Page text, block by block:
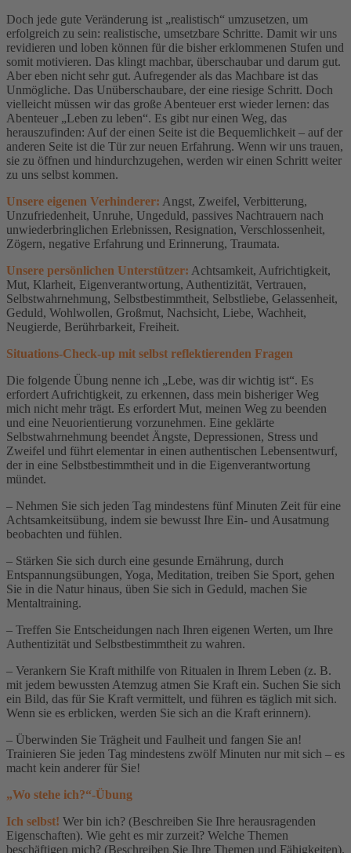
Doch jede gute Veränderung ist „realistisch“ umzusetzen, um
erfolgreich zu sein: realistische, umsetzbare Schritte. Damit wir uns
revidieren und loben können für die bisher erklommenen Stufen und
somit motivieren. Das klingt machbar, überschaubar und darum gut.
Aber eben nicht sehr gut. Aufregender als das Machbare ist das
Unmögliche. Das Unüberschaubare, der eine riesige Schritt. Doch
vielleicht müssen wir das große Abenteuer erst wieder lernen: das
Abenteuer „Leben zu leben“. Es gibt nur einen Weg, das
herauszufinden: Auf der einen Seite ist die Bequemlichkeit – auf der
anderen Seite ist die Tür zur neuen Erfahrung. Wenn wir uns trauen,
sie zu öffnen und hindurchzugehen, werden wir einen Schritt weiter
zu uns selbst kommen.
Unsere eigenen Verhinderer: Angst, Zweifel, Verbitterung,
Unzufriedenheit, Unruhe, Ungeduld, passives Nachtrauern nach
unwiederbringlichen Erlebnissen, Resignation, Verschlossenheit,
Zögern, negative Erfahrung und Erinnerung, Traumata.
Unsere persönlichen Unterstützer: Achtsamkeit, Aufrichtigkeit,
Mut, Klarheit, Eigenverantwortung, Authentizität, Vertrauen,
Selbstwahrnehmung, Selbstbestimmtheit, Selbstliebe, Gelassenheit,
Geduld, Wohlwollen, Großmut, Nachsicht, Liebe, Wachheit,
Neugierde, Berührbarkeit, Freiheit.
Situations-Check-up mit selbst reflektierenden Fragen
Die folgende Übung nenne ich „Lebe, was dir wichtig ist“. Es
erfordert Aufrichtigkeit, zu erkennen, dass mein bisheriger Weg
mich nicht mehr trägt. Es erfordert Mut, meinen Weg zu beenden
und eine Neuorientierung vorzunehmen. Eine geklärte
Selbstwahrnehmung beendet Ängste, Depressionen, Stress und
Zweifel und führt elementar in einen authentischen Lebensentwurf,
der in eine Selbstbestimmtheit und in die Eigenverantwortung
mündet.
– Nehmen Sie sich jeden Tag mindestens fünf Minuten Zeit für eine
Achtsamkeitsübung, indem sie bewusst Ihre Ein- und Ausatmung
beobachten und fühlen.
– Stärken Sie sich durch eine gesunde Ernährung, durch
Entspannungsübungen, Yoga, Meditation, treiben Sie Sport, gehen
Sie in die Natur hinaus, üben Sie sich in Geduld, machen Sie
Mentaltraining.
– Treffen Sie Entscheidungen nach Ihren eigenen Werten, um Ihre
Authentizität und Selbstbestimmtheit zu wahren.
– Verankern Sie Kraft mithilfe von Ritualen in Ihrem Leben (z. B.
mit jedem bewussten Atemzug atmen Sie Kraft ein. Suchen Sie sich
ein Bild, das für Sie Kraft vermittelt, und führen es täglich mit sich.
Wenn sie es erblicken, werden Sie sich an die Kraft erinnern).
– Überwinden Sie Trägheit und Faulheit und fangen Sie an!
Trainieren Sie jeden Tag mindestens zwölf Minuten nur mit sich – es
macht kein anderer für Sie!
„Wo stehe ich?“-Übung
Ich selbst! Wer bin ich? (Beschreiben Sie Ihre herausragenden
Eigenschaften). Wie geht es mir zurzeit? Welche Themen
beschäftigen mich? (Beschreiben Sie Ihre Themen und Fähigkeiten).